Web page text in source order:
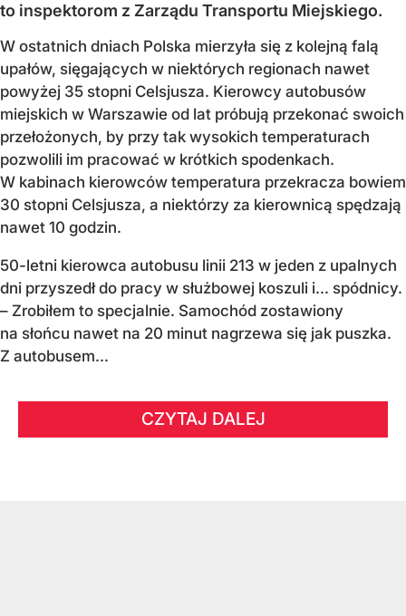
to inspektorom z Zarządu Transportu Miejskiego.
W ostatnich dniach Polska mierzyła się z kolejną falą
upałów, sięgających w niektórych regionach nawet
powyżej 35 stopni Celsjusza. Kierowcy autobusów
miejskich w Warszawie od lat próbują przekonać swoich
przełożonych, by przy tak wysokich temperaturach
pozwolili im pracować w krótkich spodenkach.
W kabinach kierowców temperatura przekracza bowiem
30 stopni Celsjusza, a niektórzy za kierownicą spędzają
nawet 10 godzin.
50-letni kierowca autobusu linii 213 w jeden z upalnych
dni przyszedł do pracy w służbowej koszuli i... spódnicy.
– Zrobiłem to specjalnie. Samochód zostawiony
na słońcu nawet na 20 minut nagrzewa się jak puszka.
Z autobusem...
CZYTAJ DALEJ